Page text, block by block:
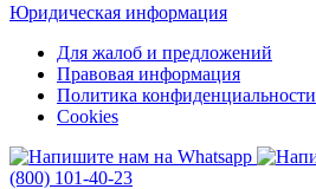
Юридическая информация
Для жалоб и предложений
Правовая информация
Политика конфиденциальности
Cookies
(800) 101-40-23